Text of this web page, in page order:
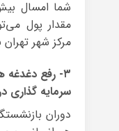
مرکز شهر
۳- رفع دغدغه
سرمایه گذاری
دوران